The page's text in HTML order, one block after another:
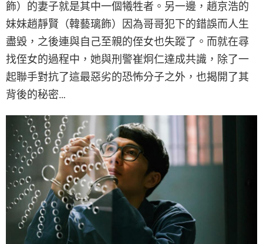
飾）的妻子就是其中一個犧牲者。另一邊，趙京浩的
妹妹趙靜賢（韓藝璃飾）因為哥哥犯下的錯誤而人生
盡毀，之後連與自己至親的侄女也失蹤了。而就在尋
找侄女的過程中，她與刑警崔炯仁達成共識，除了一
起聯手對抗了這最惡劣的恐怖分子之外，也揭開了其
背後的秘密…